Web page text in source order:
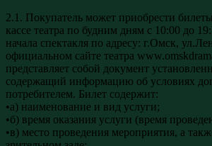
2.1. Покупатель может приобрести
кассе театра по будним дням с 10:00 до
начала спектакля по адресу: г.Омск,
официальном сайте театра
представляет собой документ
содержащий информацию об условиях
потребителем. Билет содержит:
•а) наименование и вид услуги;
•б) время оказания услуги (время
•в) место проведения мероприятия, а